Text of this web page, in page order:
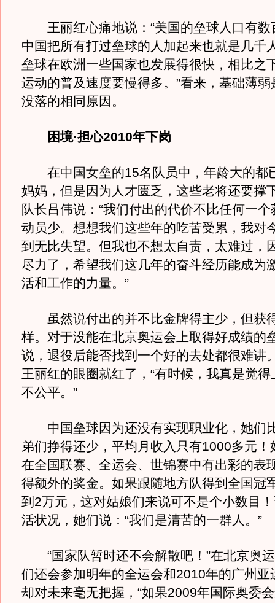
王丽红心痛地说：“美国的垒球人口有数
中国把所有打过垒球的人加起来也就是几千
垒球在欧洲一些国家也发展得很快，相比之
运动的普及速度要慢得多。”看来，基础薄
没落的相同原因。
困境·担心2010年下岗
在中国女垒的15名队员中，年龄大的都
妈妈，但是因为人才匮乏，这些老将还要撑
队长吕伟说：“我们付出的代价不比任何一
动员少。想想我们这些年的吃苦受累，我对
到无比失望。但我也不想太自责，太难过，
尽力了，希望我们这几年的奋斗经历能成为
活和工作的力量。”
虽然说付出的并不比金牌得主少，但获
样。对于没能在北京奥运会上取得好成绩的
说，退役后能否找到一个好的去处都很难讲
王丽红的眼圈就红了，“有时候，我真是觉
不公平。”
中国垒球因为还没有实现职业化，她们
弟们挣得还少，平均月收入只有1000多元！
在全国联赛、全运会、世锦赛中有出彩的表
得额外的奖金。如果跟随地方队得到全国冠
到2万元，这对姑娘们来说可不是个小数目
活状况，她们说：“我们是清苦的一群人。”
“国家队暂时还不会解散吧！”在北京奥
们还会参加明年的全运会和2010年的广州亚
却对未来毫无把握，“如果2009年国际奥委